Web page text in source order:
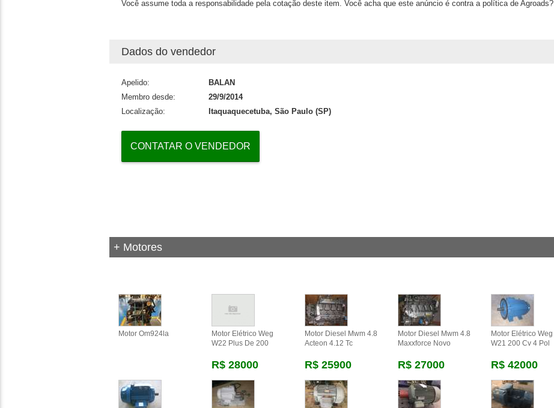
Você assume toda a responsabilidade pela cotação deste item. Você acha que este anúncio é contra a política de Agroads?
Dados do vendedor
Apelido:
BALAN
Membro desde:
29/9/2014
Localização:
Itaquaquecetuba, São Paulo (SP)
CONTATAR O VENDEDOR
+ Motores
Motor Om924la
Motor Elétrico Weg
W22 Plus De 200
R$ 28000
Motor Diesel Mwm 4.8
Acteon 4.12 Tc
R$ 25900
Motor Diesel Mwm 4.8
Maxxforce Novo
R$ 27000
Motor Elétrico Weg
W21 200 Cv 4 Pol
R$ 42000